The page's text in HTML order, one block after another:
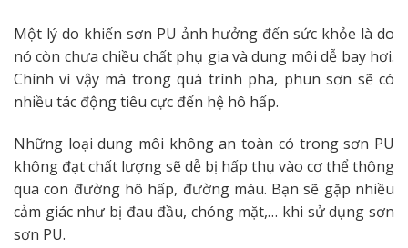
Một lý do khiến sơn PU ảnh hưởng đến sức khỏe là do
nó còn chưa chiều chất phụ gia và dung môi dễ bay hơi.
Chính vì vậy mà trong quá trình pha, phun sơn sẽ có
nhiều tác động tiêu cực đến hệ hô hấp.
Những loại dung môi không an toàn có trong sơn PU
không đạt chất lượng sẽ dễ bị hấp thụ vào cơ thể thông
qua con đường hô hấp, đường máu. Bạn sẽ gặp nhiều
cảm giác như bị đau đầu, chóng mặt,… khi sử dụng sơn
sơn PU.